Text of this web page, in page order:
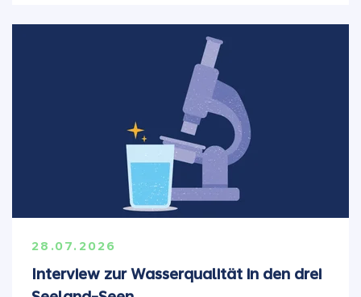
28.07.2026
Interview zur Wasserqualität in den drei